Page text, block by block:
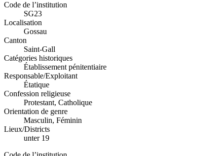
Code de l’institution
SG23
Localisation
Gossau
Canton
Saint-Gall
Catégories historiques
Établissement pénitentiaire
Responsable/Exploitant
Étatique
Confession religieuse
Protestant, Catholique
Orientation de genre
Masculin, Féminin
Lieux/Districts
unter 19